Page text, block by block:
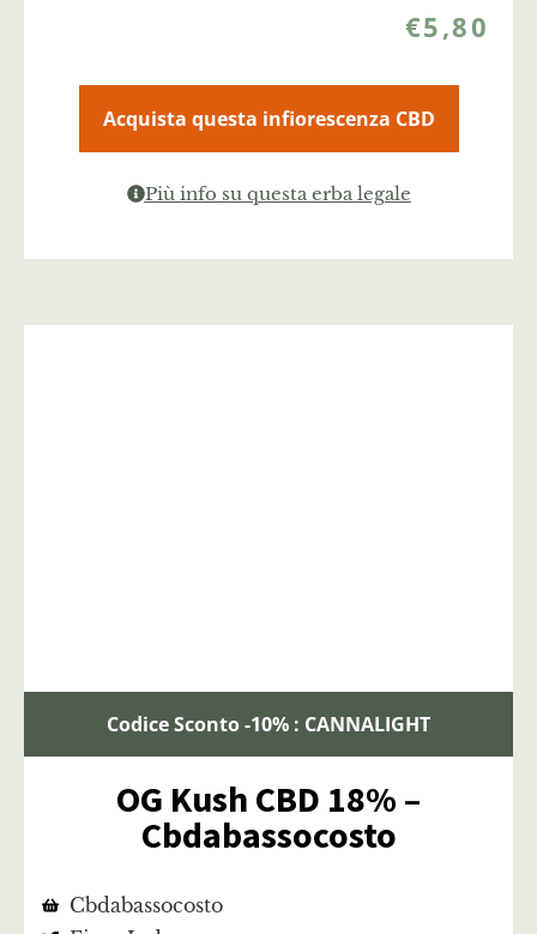
€5,80
Acquista questa infiorescenza CBD
Più info su questa erba legale
Codice Sconto -10% : CANNALIGHT
OG Kush CBD 18% –
Cbdabassocosto
Cbdabassocosto